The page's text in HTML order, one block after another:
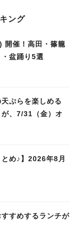
ング
開催！高田・篠籠
盆踊り5選
天ぷらを楽しめる
が、7/31（金）オ
とめ♪】2026年8月
すすめするランチが